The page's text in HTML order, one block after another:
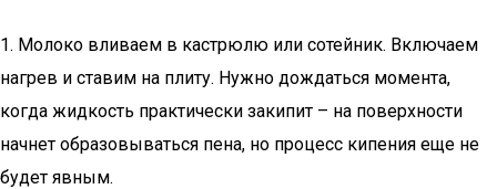
1. Молоко вливаем в кастрюлю или сотейник. Включаем
нагрев и ставим на плиту. Нужно дождаться момента,
когда жидкость практически закипит – на поверхности
начнет образовываться пена, но процесс кипения еще не
будет явным.